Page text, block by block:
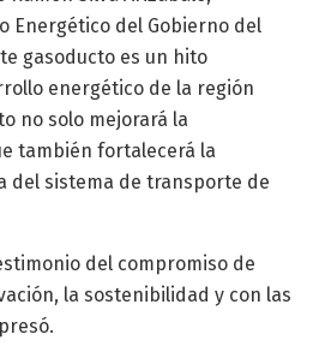
Energético del Gobierno del
gasoducto es un hito
energético de la región
no solo mejorará la
también fortalecerá la
del sistema de transporte de
del compromiso de
la sostenibilidad y con las